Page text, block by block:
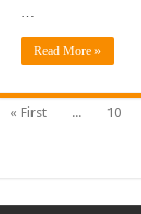
…
Read More »
« First ... 10